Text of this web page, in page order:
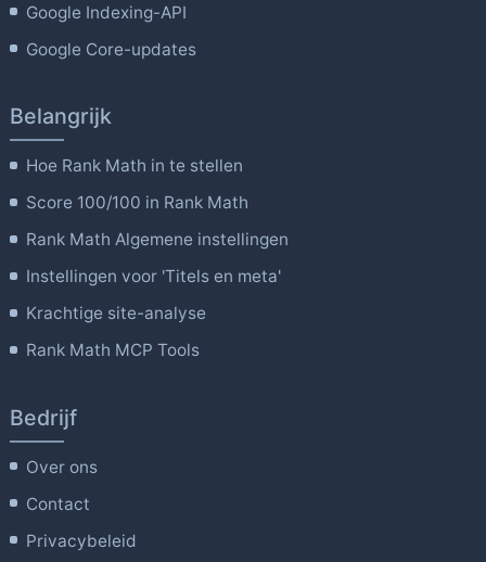
Google Indexing-API
Google Core-updates
Belangrijk
Hoe Rank Math in te stellen
Score 100/100 in Rank Math
Rank Math Algemene instellingen
Instellingen voor 'Titels en meta'
Krachtige site-analyse
Rank Math MCP Tools
Bedrijf
Over ons
Contact
Privacybeleid